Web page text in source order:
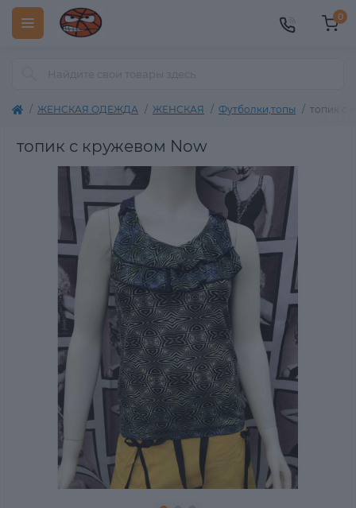
0
ЖЕНСКАЯ ОДЕЖДА ЖЕНСКАЯ Футболки,топы топик с
топик с кружевом Now